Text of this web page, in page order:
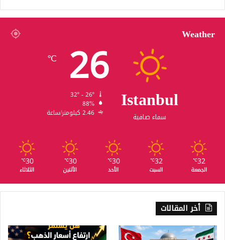
Weather
Istanbul
سماء صافية
26
℃
88%
2.46 كيلومتر/ساعة
32
℃
الجمعة
32
℃
السبت
30
℃
الأحد
30
℃
الأثنين
30
℃
الثلاثاء
أخر المقالات